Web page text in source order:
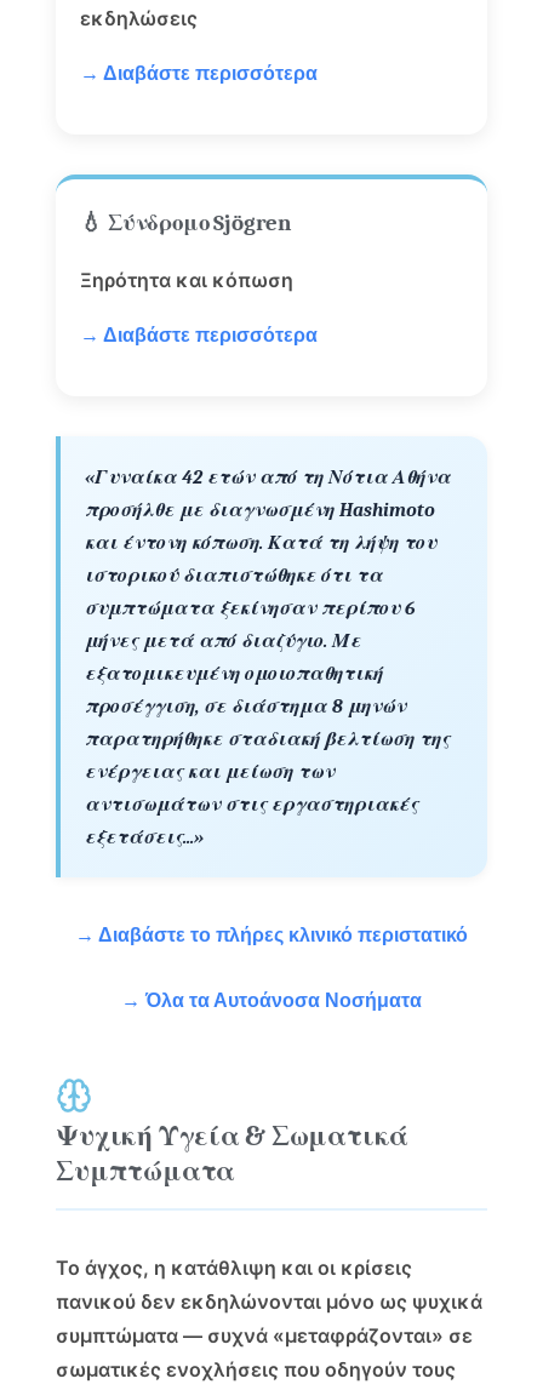
εκδηλώσεις
→ Διαβάστε περισσότερα
💧 Σύνδρομο Sjögren
Ξηρότητα και κόπωση
→ Διαβάστε περισσότερα
«Γυναίκα 42 ετών από τη Νότια Αθήνα
προσήλθε με διαγνωσμένη Hashimoto
και έντονη κόπωση. Κατά τη λήψη του
ιστορικού διαπιστώθηκε ότι τα
συμπτώματα ξεκίνησαν περίπου 6
μήνες μετά από διαζύγιο. Με
εξατομικευμένη ομοιοπαθητική
προσέγγιση, σε διάστημα 8 μηνών
παρατηρήθηκε σταδιακή βελτίωση της
ενέργειας και μείωση των
αντισωμάτων στις εργαστηριακές
εξετάσεις...»
→ Διαβάστε το πλήρες κλινικό περιστατικό
→ Όλα τα Αυτοάνοσα Νοσήματα
Ψυχική Υγεία & Σωματικά
Συμπτώματα
Το άγχος, η κατάθλιψη και οι κρίσεις
πανικού δεν εκδηλώνονται μόνο ως ψυχικά
συμπτώματα — συχνά «μεταφράζονται» σε
σωματικές ενοχλήσεις που οδηγούν τους